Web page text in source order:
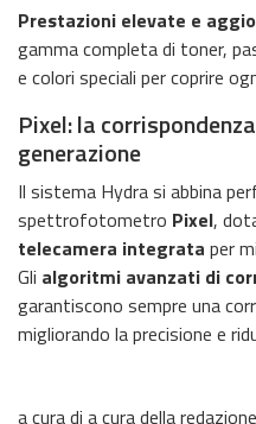
Prestazioni elevate e
gamma completa di toner,
e colori speciali per coprire
Pixel: la
generazione
Il sistema Hydra si abbina
spettrofotometro Pixel,
telecamera integrata per
Gli algoritmi avanzati di
garantiscono sempre una
migliorando la precisione e
a cura di a cura della redazione